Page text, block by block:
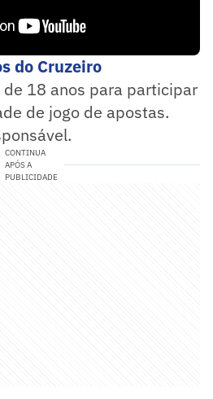
do Cruzeiro
18 anos para participar
de jogo de apostas.
CONTINUA
APÓS A
PUBLICIDADE